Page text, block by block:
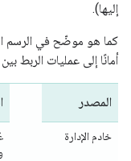
إليها).
أمانًا إلى عمليات الربط
المصدر
خادم الإدارة